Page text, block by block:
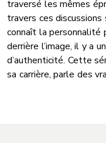
traversé les mêmes
travers ces
connaît la personnalité
derrière l’image, il y a
d’authenticité. Cette
sa carrière, parle des